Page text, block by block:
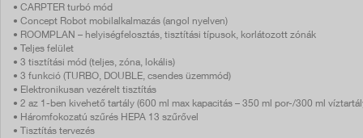
• CARPTER turbó mód
• Concept Robot mobilalkalmazás (angol nyelven)
• ROOMPLAN – helyiségfelosztás, tisztítási típusok, korlátozott zónák
• Teljes felület
• 3 tisztítási mód (teljes, zóna, lokális)
• 3 funkció (TURBO, DOUBLE, csendes üzemmód)
• Elektronikusan vezérelt tisztítás
• 2 az 1-ben kivehető tartály (600 ml max kapacitás – 350 ml por-/300 ml
• Háromfokozatú szűrés HEPA 13 szűrővel
• Tisztítás tervezés